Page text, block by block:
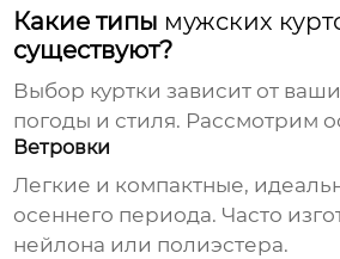
Какие типы мужских
существуют?
Выбор куртки зависит от
погоды и стиля. Рассмотрим
Ветровки
Легкие и компактные,
осеннего периода. Часто
нейлона или полиэстера.